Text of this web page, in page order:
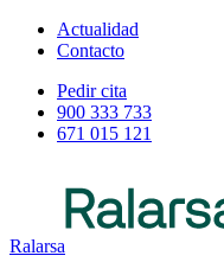
Actualidad
Contacto
Pedir cita
900 333 733
671 015 121
Ralarsa